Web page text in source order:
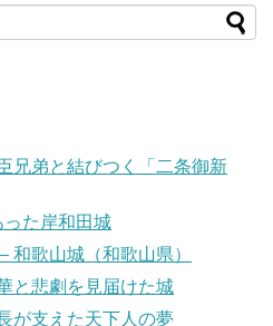
兄弟と結びつく「二条御新
た岸和田城
歌山城（和歌山県）
と悲劇を見届けた城
が支えた天下人の夢